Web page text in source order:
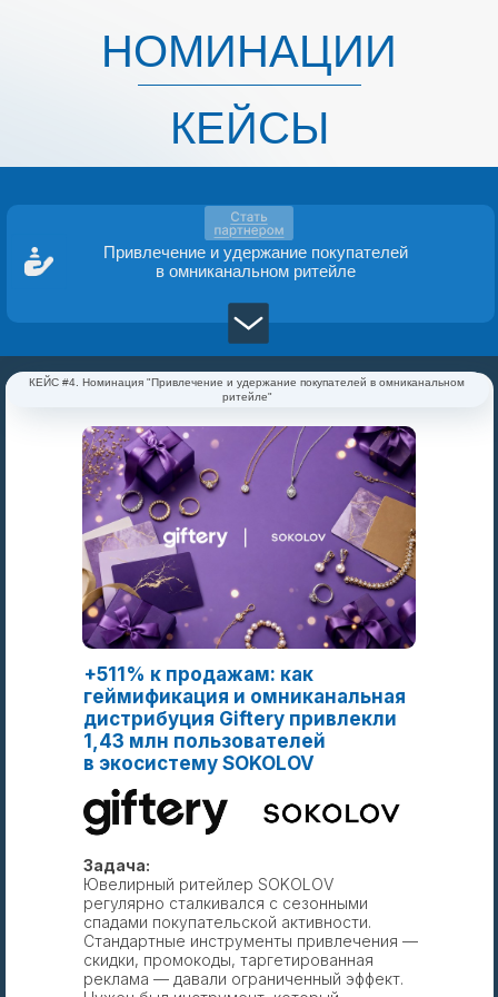
КЕЙСЫ
НОМИНАЦИИ
Привлечение и удержание покупателей
в омниканальном ритейле
+511% к продажам: как
геймификация и омниканальная
дистрибуция Giftery привлекли
1,43 млн пользователей
в экосистему SOKOLOV
Задача:
Ювелирный ритейлер SOKOLOV
регулярно сталкивался с сезонными
спадами покупательской активности.
Стандартные инструменты привлечения —
скидки, промокоды, таргетированная
реклама — давали ограниченный эффект.
КЕЙС #4. Номинация "Привлечение и удержание покупателей в омниканальном
ритейле"